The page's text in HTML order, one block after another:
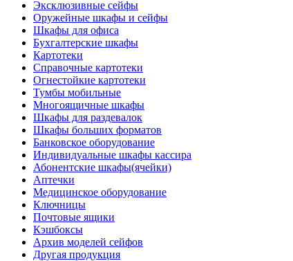
Эксклюзивные сейфы
Оружейные шкафы и сейфы
Шкафы для офиса
Бухгалтерские шкафы
Картотеки
Справочные картотеки
Огнестойкие картотеки
Тумбы мобильные
Многоящичные шкафы
Шкафы для раздевалок
Шкафы больших форматов
Банковское оборудование
Индивидуальные шкафы кассира
Абонентские шкафы(ячейки)
Аптечки
Медицинское оборудование
Ключницы
Почтовые ящики
Кэшбоксы
Архив моделей сейфов
Другая продукция